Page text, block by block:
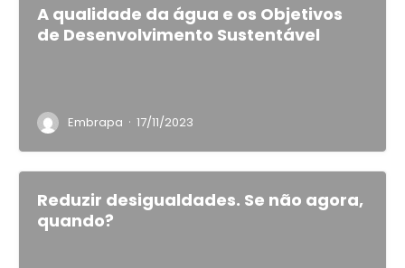
A qualidade da água e os Objetivos
de Desenvolvimento Sustentável
Embrapa · 17/11/2023
Reduzir desigualdades. Se não agora,
quando?